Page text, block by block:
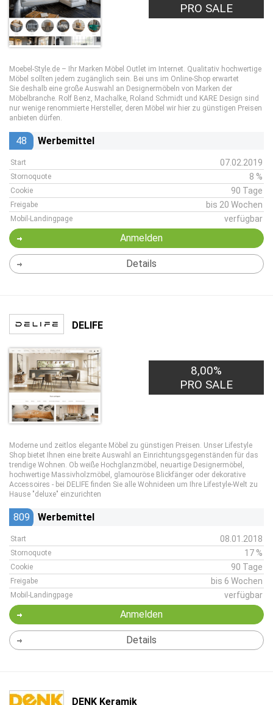
PRO SALE
Moebel-Style.de – Ihr Marken Möbel Outlet im Internet. Qualitativ hochwertige
Möbel sollten jedem zugänglich sein. Bei uns im Online-Shop erwartet
Sie deshalb eine große Auswahl an Designermöbeln von Marken der
Möbelbranche. Rolf Benz, Machalke, Roland Schmidt und KARE Design sind
nur wenige renommierte Hersteller, deren Möbel wir hier zu günstigen Preisen
anbieten dürfen.
48 Werbemittel
Start 07.02.2019
Stornoquote 8 %
Cookie 90 Tage
Freigabe bis 20 Wochen
Mobil-Landingpage verfügbar
Anmelden
Details
DELIFE
8,00%
PRO SALE
Moderne und zeitlos elegante Möbel zu günstigen Preisen. Unser Lifestyle
Shop bietet Ihnen eine breite Auswahl an Einrichtungsgegenständen für das
trendige Wohnen. Ob weiße Hochglanzmöbel, neuartige Designermöbel,
hochwertige Massivholzmöbel, glamouröse Blickfänger oder dekorative
Accessoires - bei DELIFE finden Sie alle Wohnideen um Ihre Lifestyle-Welt zu
Hause "deluxe" einzurichten
809 Werbemittel
Start 08.01.2018
Stornoquote 17 %
Cookie 90 Tage
Freigabe bis 6 Wochen
Mobil-Landingpage verfügbar
Anmelden
Details
DENK Keramik